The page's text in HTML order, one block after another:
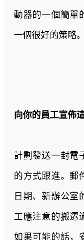
動器的一個簡單
一個很好的策略。
向你的員工宣佈
計劃發送一封電
的方式跟進。郵
日期、新辦公室
工應注意的搬遷
如果可能的話，